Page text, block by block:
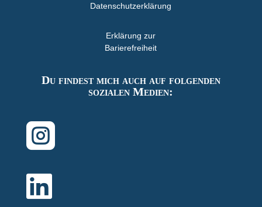
Datenschutzerklärung
Erklärung zur
Barierefreiheit
Du findest mich auch auf folgenden
sozialen Medien:

